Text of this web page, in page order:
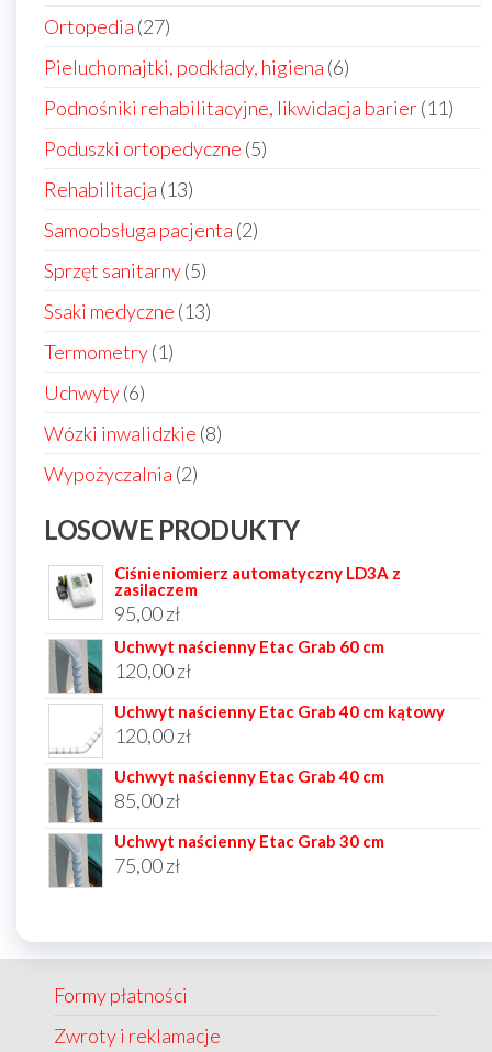
Ortopedia 2727
produktów
Pieluchomajtki, podkłady, higiena 66
produktów
Podnośniki rehabilitacyjne, likwidacja barier 1111
Poduszki ortopedyczne 55
Rehabilitacja 1313
produktów
Samoobsługa pacjenta 22
Sprzęt sanitarny 55
produktów
Ssaki medyczne 1313
Termometry 11
Uchwyty 66
produktów
Wózki inwalidzkie 88
Wypożyczalnia 22
LOSOWE PRODUKTY
Ciśnieniomierz automatyczny LD3A z
zasilaczem
95,00zł
Uchwyt naścienny Etac Grab 60 cm
120,00zł
Uchwyt naścienny Etac Grab 40 cm kątowy
120,00zł
Uchwyt naścienny Etac Grab 40 cm
85,00zł
Uchwyt naścienny Etac Grab 30 cm
75,00zł
Formy płatności
Zwroty i reklamacje